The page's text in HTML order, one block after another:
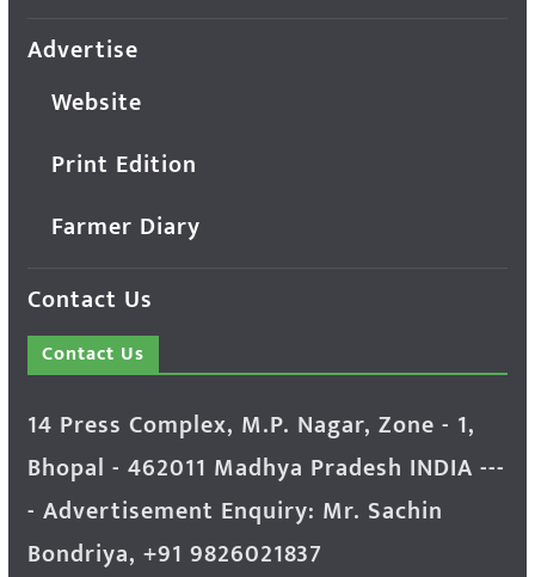
Advertise
Website
Print Edition
Farmer Diary
Contact Us
Contact Us
14 Press Complex, M.P. Nagar, Zone - 1,
Bhopal - 462011 Madhya Pradesh INDIA ---
- Advertisement Enquiry: Mr. Sachin
Bondriya, +91 9826021837